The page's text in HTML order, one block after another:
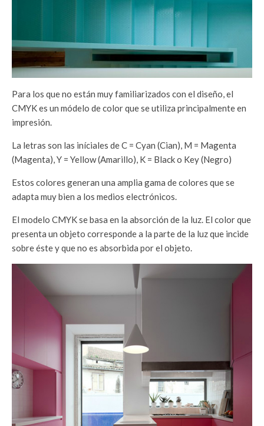
Para los que no están muy familiarizados con el diseño, el
CMYK es un módelo de color que se utiliza principalmente en
impresión.
La letras son las iníciales de C = Cyan (Cian), M = Magenta
(Magenta), Y = Yellow (Amarillo), K = Black o Key (Negro)
Estos colores generan una amplia gama de colores que se
adapta muy bien a los medios electrónicos.
El modelo CMYK se basa en la absorción de la luz. El color que
presenta un objeto corresponde a la parte de la luz que incide
sobre éste y que no es absorbida por el objeto.